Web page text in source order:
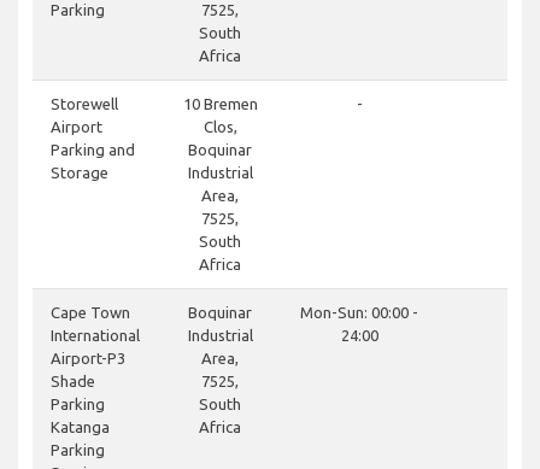
Parking
7525,
South
Africa
Storewell
Airport
Parking and
Storage
10 Bremen
Clos,
Boquinar
Industrial
Area,
7525,
South
Africa
-
Cape Town
International
Airport-P3
Shade
Parking
Katanga
Parking
Boquinar
Industrial
Area,
7525,
South
Africa
Mon-Sun: 00:00 -
24:00